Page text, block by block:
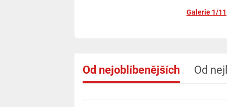
Galerie 1/11
Od nejoblíbenějších Od